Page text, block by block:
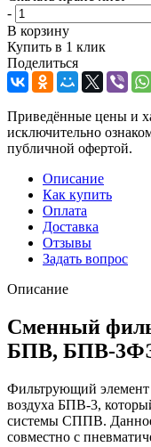
-
В корзину
Купить в 1 клик
Поделиться
Приведённые цены и
исключительно
публичной офертой.
Описание
Как купить
Оплата
Доставка
Отзывы
Задать вопрос
Описание
Сменный
БПВ, БПВ-
Фильтрующий элемент
воздуха БПВ-3,
системы СППВ. Данное
совместно с